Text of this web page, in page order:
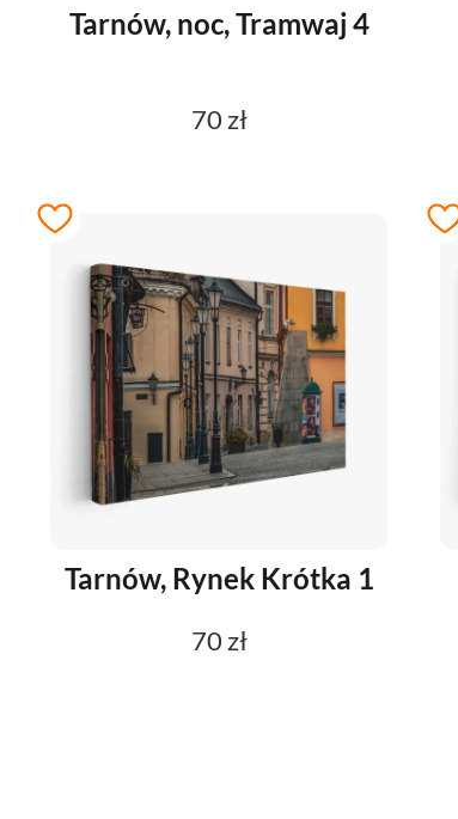
Tarnów, noc, Tramwaj 4
70 zł
Tarnów, Rynek Krótka 1
70 zł